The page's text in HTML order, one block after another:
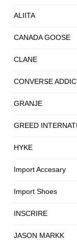
ALIITA
CANADA GOOSE
CLANE
CONVERSE
GRANJE
GREED
HYKE
Import Accesary
Import Shoes
INSCRIRE
JASON MARKK